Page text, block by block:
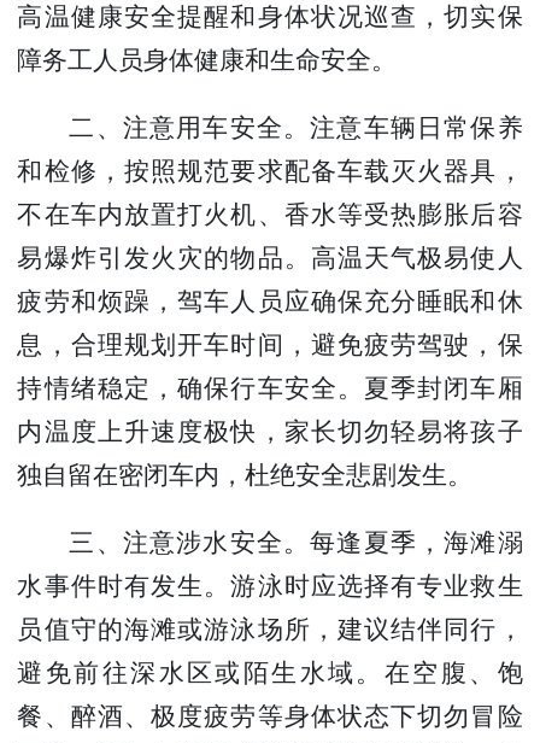
高温健康安全提醒和身体状况巡查，切实保
障务工人员身体健康和生命安全。
二、注意用车安全。注意车辆日常保养
和检修，按照规范要求配备车载灭火器具，
不在车内放置打火机、香水等受热膨胀后容
易爆炸引发火灾的物品。高温天气极易使人
疲劳和烦躁，驾车人员应确保充分睡眠和休
息，合理规划开车时间，避免疲劳驾驶，保
持情绪稳定，确保行车安全。夏季封闭车厢
内温度上升速度极快，家长切勿轻易将孩子
独自留在密闭车内，杜绝安全悲剧发生。
三、注意涉水安全。每逢夏季，海滩溺
水事件时有发生。游泳时应选择有专业救生
员值守的海滩或游泳场所，建议结伴同行，
避免前往深水区或陌生水域。在空腹、饱
餐、醉酒、极度疲劳等身体状态下切勿冒险